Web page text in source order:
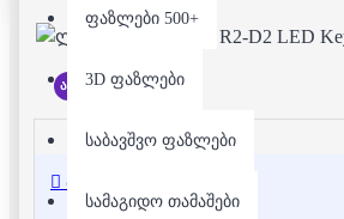
ფაზლები 500+
3D ფაზლები
საბავშვო ფაზლები
სამაგიდო თამაშები
არ არის მარაგში
აღწერა